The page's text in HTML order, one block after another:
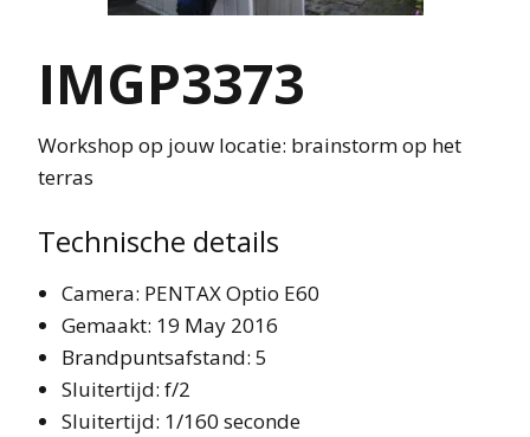
IMGP3373
Workshop op jouw locatie: brainstorm op het
terras
Technische details
Camera: PENTAX Optio E60
Gemaakt: 19 May 2016
Brandpuntsafstand: 5
Sluitertijd: f/2
Sluitertijd: 1/160 seconde